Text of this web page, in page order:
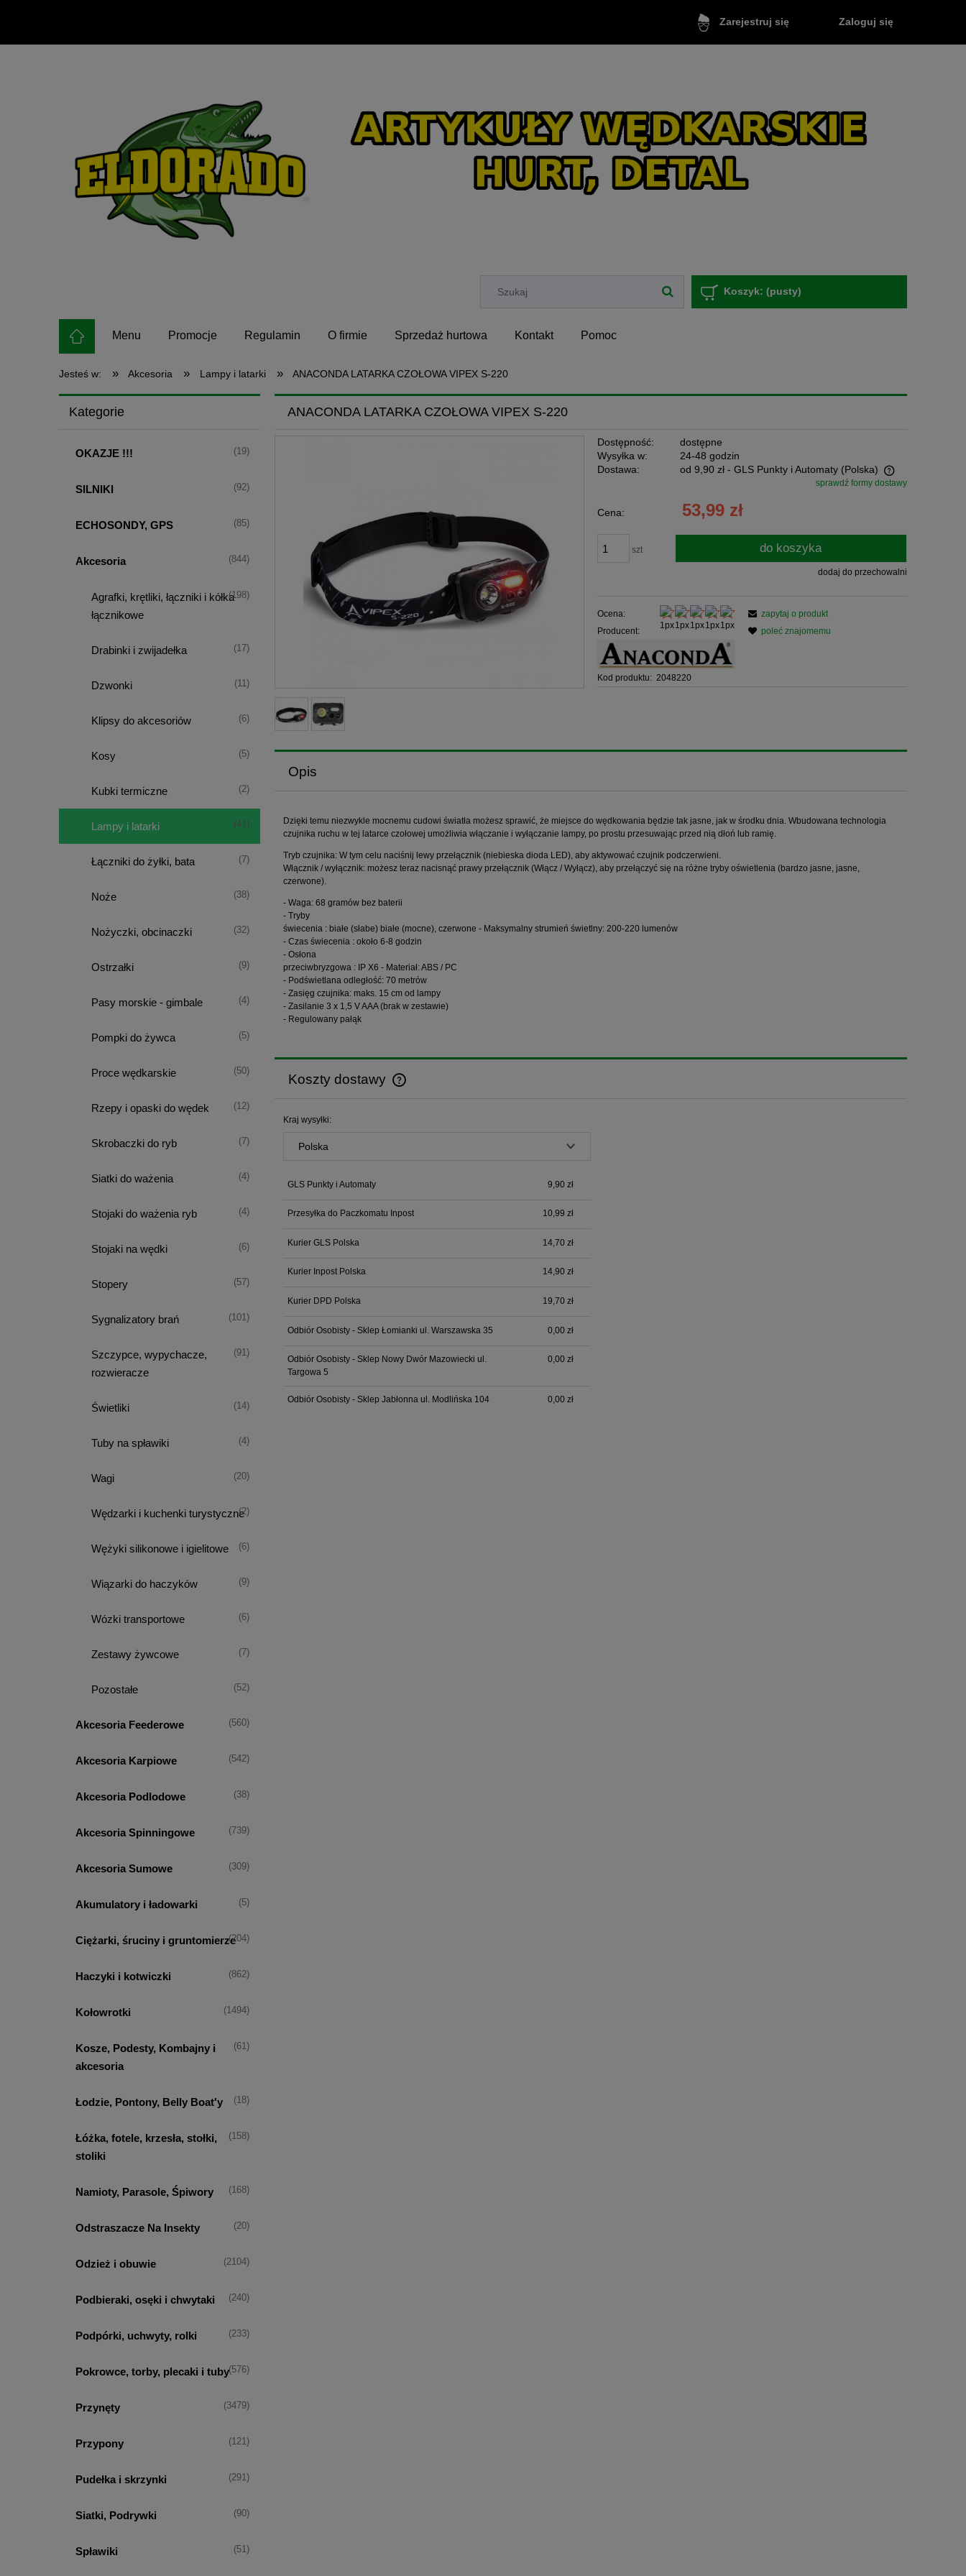
Zarejestruj się Zaloguj się
Koszyk: (pusty)
Menu Promocje Regulamin O firmie Sprzedaż hurtowa Kontakt Pomoc
Jesteś w: » Akcesoria » Lampy i latarki » ANACONDA LATARKA CZOŁOWA VIPEX S-220
Kategorie
OKAZJE !!! (19)
SILNIKI (92)
ECHOSONDY, GPS (85)
Akcesoria (844)
Agrafki, krętliki, łączniki i kółka
łącznikowe
(198)
Drabinki i zwijadełka (17)
Dzwonki (11)
Klipsy do akcesoriów (6)
Kosy (5)
Kubki termiczne (2)
Lampy i latarki (41)
Łączniki do żyłki, bata (7)
Noże (38)
Nożyczki, obcinaczki (32)
Ostrzałki (9)
Pasy morskie - gimbale (4)
Pompki do żywca (5)
Proce wędkarskie (50)
Rzepy i opaski do wędek (12)
Skrobaczki do ryb (7)
Siatki do ważenia (4)
Stojaki do ważenia ryb (4)
Stojaki na wędki (6)
Stopery (57)
Sygnalizatory brań (101)
Szczypce, wypychacze,
rozwieracze
(91)
Świetliki (14)
Tuby na spławiki (4)
Wagi (20)
Wędzarki i kuchenki turystyczne(2)
Wężyki silikonowe i igielitowe (6)
Wiązarki do haczyków (9)
Wózki transportowe (6)
Zestawy żywcowe (7)
Pozostałe (52)
Akcesoria Feederowe (560)
Akcesoria Karpiowe (542)
Akcesoria Podlodowe (38)
Akcesoria Spinningowe (739)
Akcesoria Sumowe (309)
Akumulatory i ładowarki (5)
Ciężarki, śruciny i gruntomierze(204)
Haczyki i kotwiczki (862)
Kołowrotki (1494)
Kosze, Podesty, Kombajny i
akcesoria
(61)
Łodzie, Pontony, Belly Boat'y (18)
Łóżka, fotele, krzesła, stołki,
stoliki
(158)
Namioty, Parasole, Śpiwory (168)
Odstraszacze Na Insekty (20)
Odzież i obuwie (2104)
Podbieraki, osęki i chwytaki (240)
Podpórki, uchwyty, rolki (233)
Pokrowce, torby, plecaki i tuby(576)
Przynęty (3479)
Przypony (121)
Pudełka i skrzynki (291)
Siatki, Podrywki (90)
Spławiki (51)
ANACONDA LATARKA CZOŁOWA VIPEX S-220
Dostępność:
dostępne
Wysyłka w:
24-48 godzin
Dostawa:
od 9,90 zł - GLS Punkty i Automaty (Polska)
Cena nie zawiera ewentualnych kosztów
płatności
sprawdź formy dostawy
Cena: 53,99 zł
szt do koszyka
dodaj do przechowalni
Ocena:
Producent:
Kod produktu: 2048220
zapytaj o produkt
poleć znajomemu
Opis
Dzięki temu niezwykle mocnemu cudowi światła możesz sprawić, że miejsce do wędkowania będzie tak jasne, jak w środku dnia. Wbudowana technologia
czujnika ruchu w tej latarce czołowej umożliwia włączanie i wyłączanie lampy, po prostu przesuwając przed nią dłoń lub ramię.
Tryb czujnika: W tym celu naciśnij lewy przełącznik (niebieska dioda LED), aby aktywować czujnik podczerwieni.
Włącznik / wyłącznik: możesz teraz nacisnąć prawy przełącznik (Włącz / Wyłącz), aby przełączyć się na różne tryby oświetlenia (bardzo jasne, jasne,
czerwone).
- Waga: 68 gramów bez baterii
- Tryby
świecenia : białe (słabe) białe (mocne), czerwone - Maksymalny strumień świetlny: 200-220 lumenów
- Czas świecenia : około 6-8 godzin
- Osłona
przeciwbryzgowa : IP X6 - Materiał: ABS / PC
- Podświetlana odległość: 70 metrów
- Zasięg czujnika: maks. 15 cm od lampy
- Zasilanie 3 x 1,5 V AAA (brak w zestawie)
- Regulowany pałąk
Koszty dostawy
Kraj wysyłki:
GLS Punkty i Automaty 9,90 zł
Przesyłka do Paczkomatu Inpost 10,99 zł
Kurier GLS Polska 14,70 zł
Kurier Inpost Polska 14,90 zł
Kurier DPD Polska 19,70 zł
Odbiór Osobisty - Sklep Łomianki ul. Warszawska 35 0,00 zł
Odbiór Osobisty - Sklep Nowy Dwór Mazowiecki ul.
Targowa 5
0,00 zł
Odbiór Osobisty - Sklep Jabłonna ul. Modlińska 104 0,00 zł